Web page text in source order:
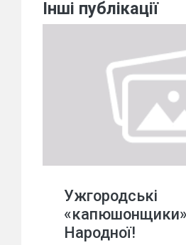
Інші публікації
Ужгородські
Народної!